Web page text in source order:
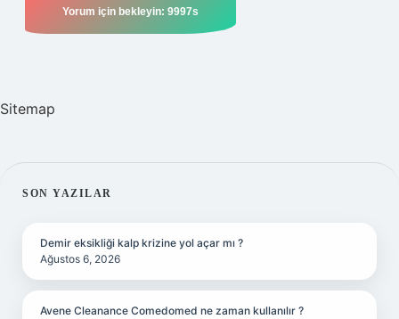
Sitemap
SIDEBAR
SON YAZILAR
Demir eksikliği kalp krizine yol açar mı ?
Ağustos 6, 2026
Avene Cleanance Comedomed ne zaman kullanılır ?